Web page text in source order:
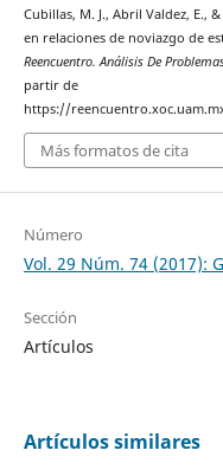
Cubillas, M. J., Abril Valdez, E.,
en relaciones de noviazgo de
Reencuentro. Análisis De
partir de
https://
Más formatos de cita
Número
Vol. 29 Núm. 74 (2017):
Sección
Artículos
Artículos similares